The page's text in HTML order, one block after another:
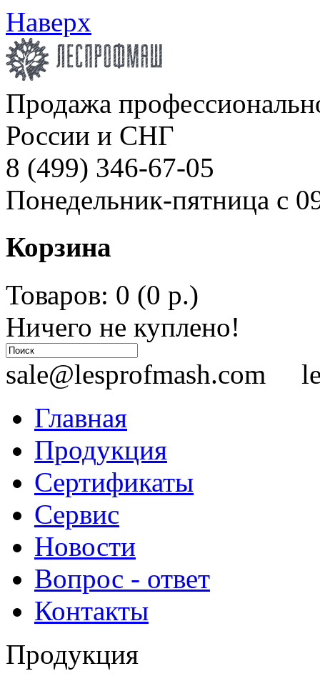
Наверх
Продажа
России и СНГ
8 (499) 346-67-05
Понедельник-пятница с
Корзина
Товаров: 0 (0 р.)
Ничего не куплено!
sale@lesprofmash.com
Главная
Продукция
Сертификаты
Сервис
Новости
Вопрос - ответ
Контакты
Продукция